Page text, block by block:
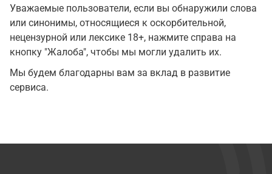
Уважаемые пользователи, если вы обнаружили слова
или синонимы, относящиеся к оскорбительной,
нецензурной или лексике 18+, нажмите справа на
кнопку "Жалоба", чтобы мы могли удалить их.
Мы будем благодарны вам за вклад в развитие
сервиса.